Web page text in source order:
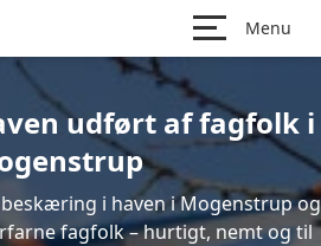
Menu
udført af fagfolk i
i haven i Mogenstrup og
fagfolk – hurtigt, nemt og til